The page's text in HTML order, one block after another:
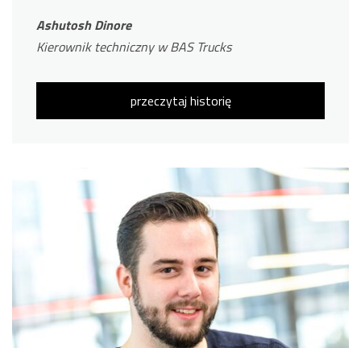
Ashutosh Dinore
Kierownik techniczny w BAS Trucks
przeczytaj historię